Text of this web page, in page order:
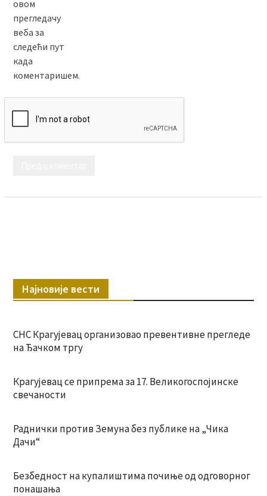
овом
прегледачу
веба за
следећи пут
када
коментаришем.
Најновије вести
СНС Крагујевац организовао превентивне прегледе
на Ђачком тргу
Крагујевац се припрема за 17. Великогоспојинске
свечаности
Раднички против Земуна без публике на „Чика
Дачи“
Безбедност на купалиштима почиње од одговорног
понашања